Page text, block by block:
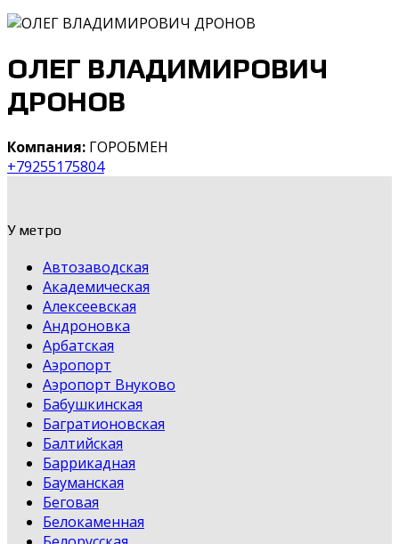
ОЛЕГ ВЛАДИМИРОВИЧ
ДРОНОВ
Компания: ГОРОБМЕН
+79255175804
У метро
Автозаводская
Академическая
Алексеевская
Андроновка
Арбатская
Аэропорт
Аэропорт Внуково
Бабушкинская
Багратионовская
Балтийская
Баррикадная
Бауманская
Беговая
Белокаменная